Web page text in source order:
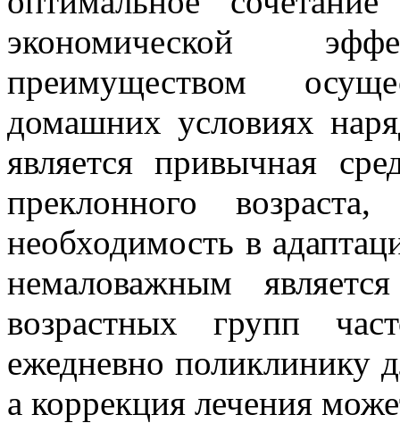
экономической
преимуществом
домашних условиях
является привычная
преклонного
необходимость в
немаловажным
возрастных групп
ежедневно поликлинику
а коррекция лечения